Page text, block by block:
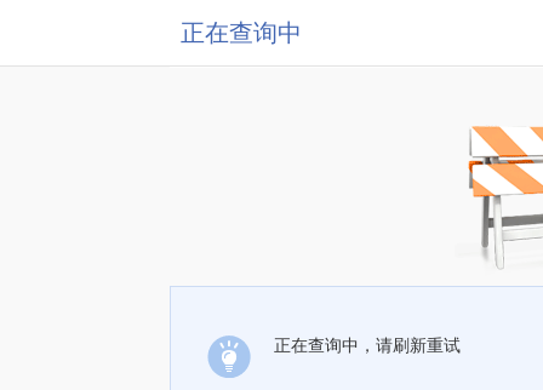
正在查询中
正在查询中，请刷新重试